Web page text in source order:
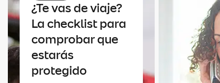
¿Te vas de viaje?
La checklist para
comprobar que
estarás
protegido